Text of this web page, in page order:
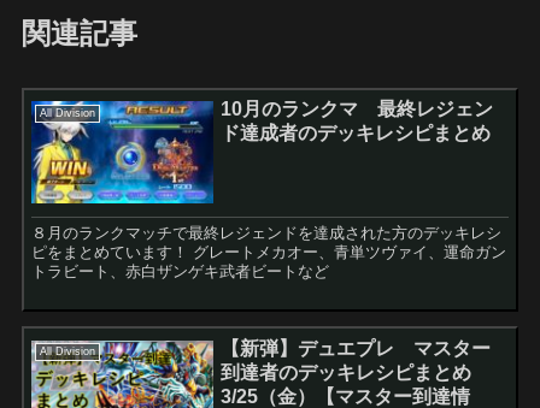
関連記事
All Division
10月のランクマ 最終レジェン
ド達成者のデッキレシピまとめ
８月のランクマッチで最終レジェンドを達成された方のデッキレシ
ピをまとめています！ グレートメカオー、青単ツヴァイ、運命ガン
トラビート、赤白ザンゲキ武者ビートなど
All Division
【新弾】デュエプレ マスター
到達者のデッキレシピまとめ
3/25（金）【マスター到達情